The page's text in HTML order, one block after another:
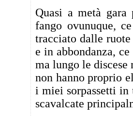
Quasi a metà
fango ovunuque,
tracciato dalle
e in abbondanza,
ma lungo le
non hanno proprio
i miei sorpassetti in
scavalcate